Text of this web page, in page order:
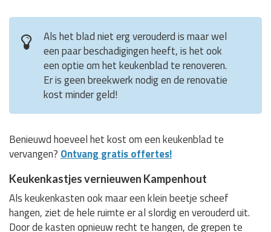
Als het blad niet erg verouderd is maar wel
een paar beschadigingen heeft, is het ook
een optie om het keukenblad te renoveren.
Er is geen breekwerk nodig en de renovatie
kost minder geld!
Benieuwd hoeveel het kost om een keukenblad te
vervangen? Ontvang gratis offertes!
Keukenkastjes vernieuwen Kampenhout
Als keukenkasten ook maar een klein beetje scheef
hangen, ziet de hele ruimte er al slordig en verouderd uit.
Door de kasten opnieuw recht te hangen, de grepen te